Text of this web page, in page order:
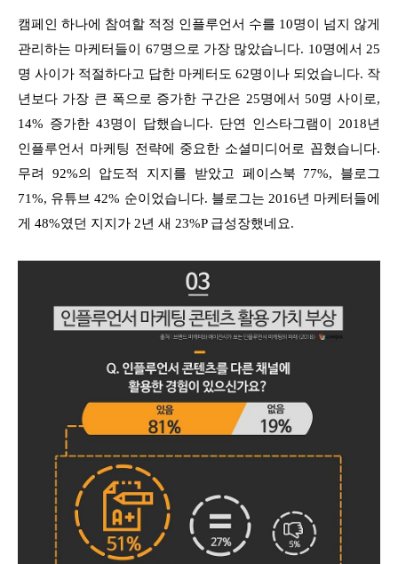
캠페인 하나에 참여할 적정 인플루언서 수를 10명이 넘지 않게
관리하는 마케터들이 67명으로 가장 많았습니다. 10명에서 25
명 사이가 적절하다고 답한 마케터도 62명이나 되었습니다. 작
년보다 가장 큰 폭으로 증가한 구간은 25명에서 50명 사이로,
14% 증가한 43명이 답했습니다. 단연 인스타그램이 2018년
인플루언서 마케팅 전략에 중요한 소셜미디어로 꼽혔습니다.
무려 92%의 압도적 지지를 받았고 페이스북 77%, 블로그
71%, 유튜브 42% 순이었습니다. 블로그는 2016년 마케터들에
게 48%였던 지지가 2년 새 23%P 급성장했네요.